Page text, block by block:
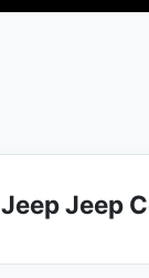
Jeep Jeep